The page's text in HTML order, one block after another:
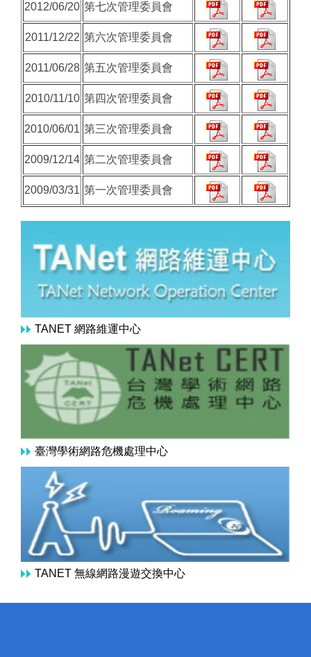
2012/06/20 第七次管理委員會
2011/12/22 第六次管理委員會
2011/06/28 第五次管理委員會
2010/11/10 第四次管理委員會
2010/06/01 第三次管理委員會
2009/12/14 第二次管理委員會
2009/03/31 第一次管理委員會
TANET 網路維運中心
臺灣學術網路危機處理中心
TANET 無線網路漫遊交換中心